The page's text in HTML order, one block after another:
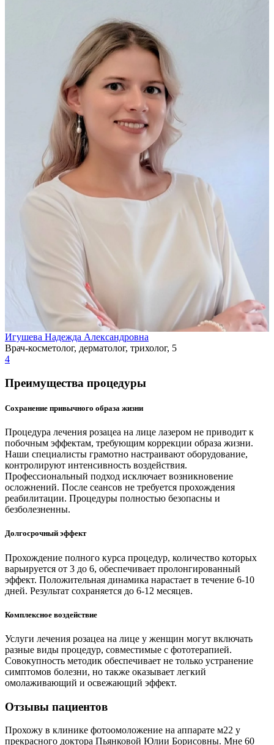
Игушева Надежда Александровна
Врач-косметолог, дерматолог, трихолог, 5
4
Преимущества процедуры
Сохранение привычного образа жизни
Процедура лечения розацеа на лице лазером не приводит к
побочным эффектам, требующим коррекции образа жизни.
Наши специалисты грамотно настраивают оборудование,
контролируют интенсивность воздействия.
Профессиональный подход исключает возникновение
осложнений. После сеансов не требуется прохождения
реабилитации. Процедуры полностью безопасны и
безболезненны.
Долгосрочный эффект
Прохождение полного курса процедур, количество которых
варьируется от 3 до 6, обеспечивает пролонгированный
эффект. Положительная динамика нарастает в течение 6-10
дней. Результат сохраняется до 6-12 месяцев.
Комплексное воздействие
Услуги лечения розацеа на лице у женщин могут включать
разные виды процедур, совместимые с фототерапией.
Совокупность методик обеспечивает не только устранение
симптомов болезни, но также оказывает легкий
омолаживающий и освежающий эффект.
Отзывы пациентов
Прохожу в клинике фотоомоложение на аппарате м22 у
прекрасного доктора Пьянковой Юлии Борисовны. Мне 60